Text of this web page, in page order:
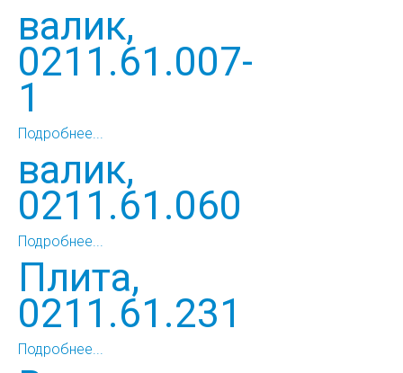
валик,
0211.61.007-
1
Подробнее...
валик,
0211.61.060
Подробнее...
Плита,
0211.61.231
Подробнее...